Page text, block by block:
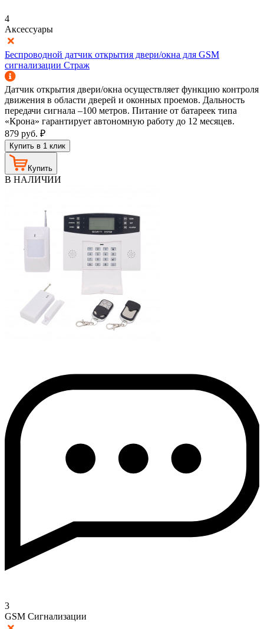
4
Аксессуары
Беспроводной датчик открытия двери/окна для GSM
сигнализации Страж
Датчик открытия двери/окна осуществляет функцию контроля
движения в области дверей и оконных проемов. Дальность
передачи сигнала –100 метров. Питание от батареек типа
«Крона» гарантирует автономную работу до 12 месяцев.
879 руб. ₽
Купить в 1 клик
Купить
В НАЛИЧИИ
3
GSM Сигнализации